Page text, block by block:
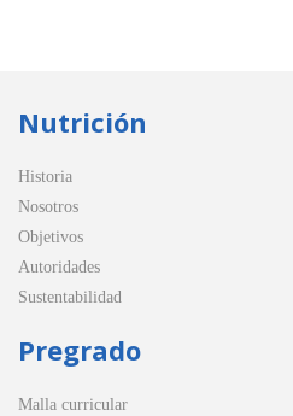
Nutrición
Historia
Nosotros
Objetivos
Autoridades
Sustentabilidad
Pregrado
Malla curricular